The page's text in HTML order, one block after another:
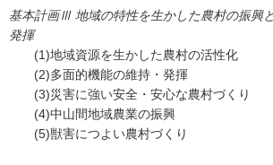
基本計画Ⅲ 地域の特性を生かした農村の振興
発揮
(1)地域資源を生かした農村の活性化
(2)多面的機能の維持・発揮
(3)災害に強い安全・安心な農村づくり
(4)中山間地域農業の振興
(5)獣害につよい農村づくり